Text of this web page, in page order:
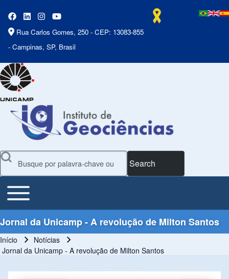
Rua Carlos Gomes, 250 - CEP: 13083-855
- Campinas, SP, Brasil
Search
Main Menu
Toggle main menu
Jornal da Unicamp - A revolução de Milton Santos
Trilha de navegação
Início
Notícias
Jornal da Unicamp - A revolução de Milton Santos